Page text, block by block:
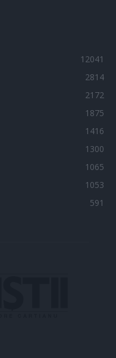
12041
2814
2172
1875
1416
1300
1065
1053
591